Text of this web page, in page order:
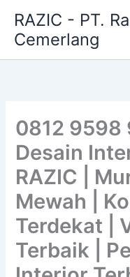
content
RAZIC - PT.
Cemerlang
0812 9598
Desain
RAZIC |
Mewah |
Terdekat |
Terbaik |